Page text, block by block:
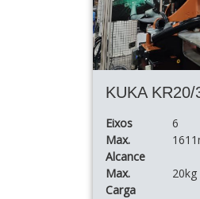
KUKA KR20/
Eixos
6
Max.
Alcance
Max.
Carga
20kg